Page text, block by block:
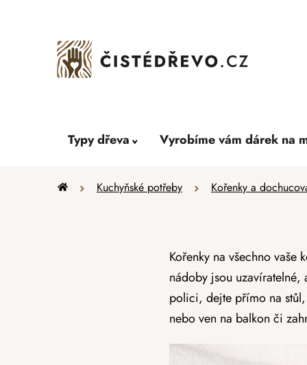
Typy dřeva Vyrobíme vám dárek na
Domů Kuchyňské potřeby Kořenky a
Kořenky na všechno
nádoby jsou uzavíratelné,
polici, dejte přímo na
nebo ven na balkon či